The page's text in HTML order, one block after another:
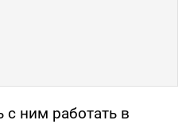
с ним работать в